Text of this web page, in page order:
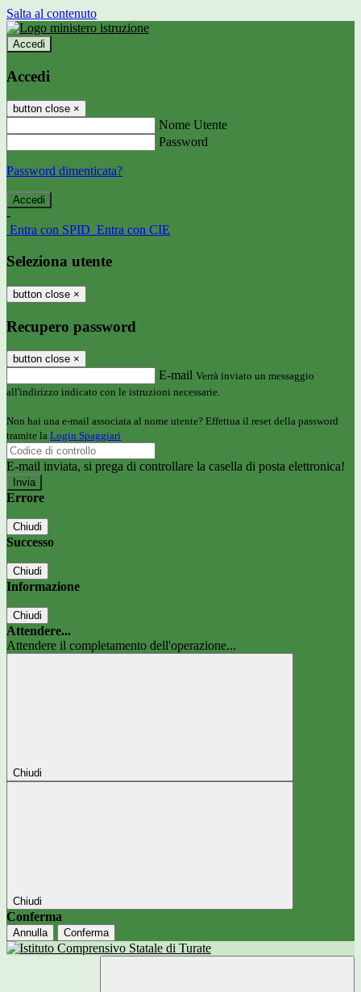
Salta al contenuto
Accedi
Accedi
button close ×
Nome Utente
Password
Password dimenticata?
-
Entra con SPID Entra con CIE
Seleziona utente
button close ×
Recupero password
button close ×
E-mail Verrà inviato un messaggio
all'indirizzo indicato con le istruzioni necessarie.
Non hai una e-mail associata al nome utente? Effettua il reset della password
tramite la Login Spaggiari
E-mail inviata, si prega di controllare la casella di posta elettronica!
Errore
Chiudi
Successo
Chiudi
Informazione
Chiudi
Attendere...
Attendere il completamento dell'operazione...
Chiudi
Chiudi
Conferma
Annulla Conferma